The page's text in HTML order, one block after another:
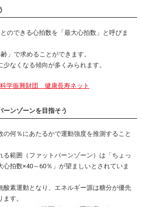
のできる心拍数を「最大心拍数」と呼びま
」で求めることができます。
なくなる傾向が多くみられます。
学振興財団 健康長寿ネット
ーンゾーンを目指そう
の何％にあたるかで運動強度を推測すること
る範囲（ファットバーンゾーン）は「ちょっ
心拍数×40～60％」が望ましいとされていま
酸素運動となり、エネルギー源は糖分が優先
す。